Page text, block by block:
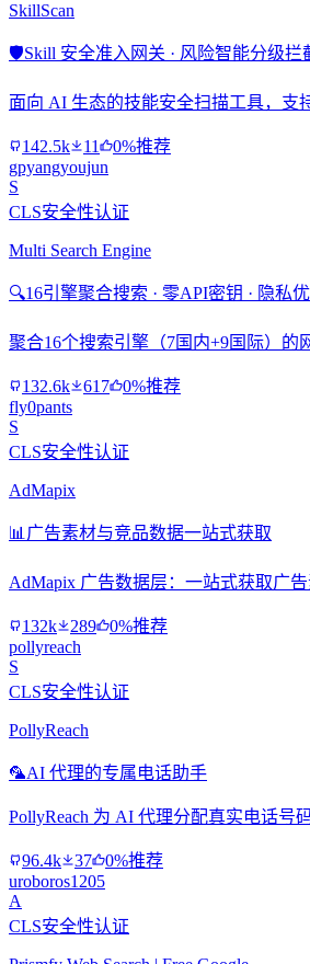
SkillScan
🛡️Skill 安全准入网关 · 风险智能分级拦
面向 AI 生态的技能安全扫描工具，支
142.5k 11
0%推荐
gpyangyoujun
S
CLS安全性认证
Multi Search Engine
🔍16引擎聚合搜索 · 零API密钥 · 隐私
聚合16个搜索引擎（7国内+9国际）的
132.6k 617
0%推荐
fly0pants
S
CLS安全性认证
AdMapix
📊 广告素材与竞品数据一站式获取
AdMapix 广告数据层：一站式获取广
132k 289
0%推荐
pollyreach
S
CLS安全性认证
PollyReach
🦜AI 代理的专属电话助手
PollyReach 为 AI 代理分配真实电话号
96.4k 37
0%推荐
uroboros1205
A
CLS安全性认证